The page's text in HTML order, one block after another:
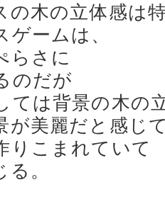
の木の立体感は
ゲームは、
らさに
のだが
ては背景の木の
が美麗だと感じ
りこまれていて
。